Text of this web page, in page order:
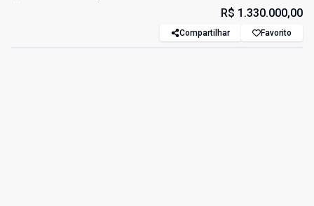
R$ 1.330.000,00
Compartilhar Favorito